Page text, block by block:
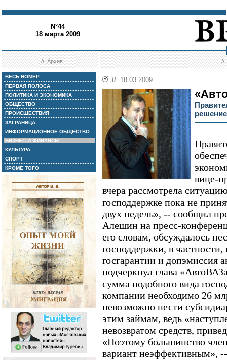
N°44
18 марта 2009
//Архив //
ВЕСЬ НОМЕР
ПЕРВАЯ ПОЛОСА
ПОЛИТИКА И ЭКОНОМИКА
ОБЩЕСТВО
ПРОИСШЕСТВИЯ
ЗАГРАНИЦА
ИНФОРМАЦИОННОЕ ОБЩЕСТВО
БИЗНЕС И ФИНАНСЫ
КУЛЬТУРА
СПОРТ
КРОМЕ ТОГО
// 18.03.2009
вице-
вчера рассмотрела
господдержке пока не
двух недель», -- сообщил
Алешин на пресс-
его словам, обсуждалось
господдержки, в частности,
госгарантии и допэмиссия
подчеркнул глава
сумма подобного вида
компании необходимо 26
невозможно нести
этим займам, ведь
невозвратом средств,
«Поэтому большинство
вариант неэффективным»,